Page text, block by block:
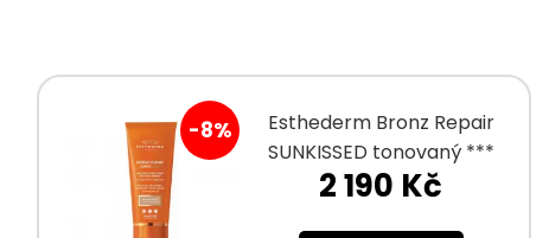
-8%
Esthederm Bronz Repair
SUNKISSED tonovaný ***
protivráskový krém 50 ml
2 190 Kč